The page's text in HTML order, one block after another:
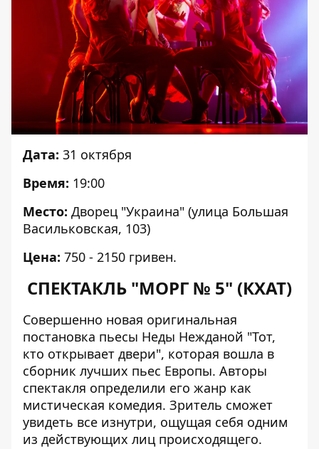
Дата: 31 октября
Время: 19:00
Место: Дворец "Украина" (улица Большая
Васильковская, 103)
Цена: 750 - 2150 гривен.
СПЕКТАКЛЬ "МОРГ № 5" (КХАТ)
Совершенно новая оригинальная
постановка пьесы Неды Нежданой "Тот,
кто открывает двери", которая вошла в
сборник лучших пьес Европы. Авторы
спектакля определили его жанр как
мистическая комедия. Зритель сможет
увидеть все изнутри, ощущая себя одним
из действующих лиц происходящего.